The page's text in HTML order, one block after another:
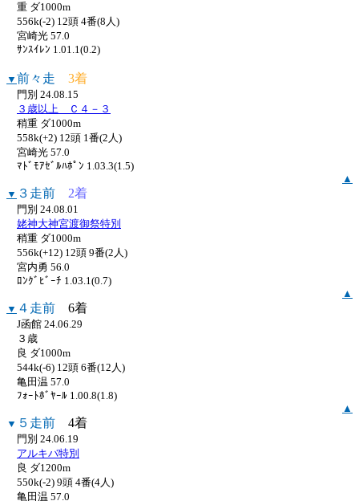
重 ダ1000m
556k(-2) 12頭 4番(8人)
宮崎光 57.0
ｻﾝｽｲﾚﾝ 1.01.1(0.2)
▼ 前々走 3着
門別 24.08.15
３歳以上 Ｃ４－３
稍重 ダ1000m
558k(+2) 12頭 1番(2人)
宮崎光 57.0
ﾏﾄﾞﾓｱｾﾞﾙﾊﾎﾟﾝ 1.03.3(1.5)
▲
▼ ３走前 2着
門別 24.08.01
姥神大神宮渡御祭特別
稍重 ダ1000m
556k(+12) 12頭 9番(2人)
宮内勇 56.0
ﾛﾝｸﾞﾋﾞｰﾁ 1.03.1(0.7)
▲
▼ ４走前 6着
J函館 24.06.29
３歳
良 ダ1000m
544k(-6) 12頭 6番(12人)
亀田温 57.0
ﾌｫｰﾄﾎﾞﾔｰﾙ 1.00.8(1.8)
▲
▼ ５走前 4着
門別 24.06.19
アルキバ特別
良 ダ1200m
550k(-2) 9頭 4番(4人)
亀田温 57.0